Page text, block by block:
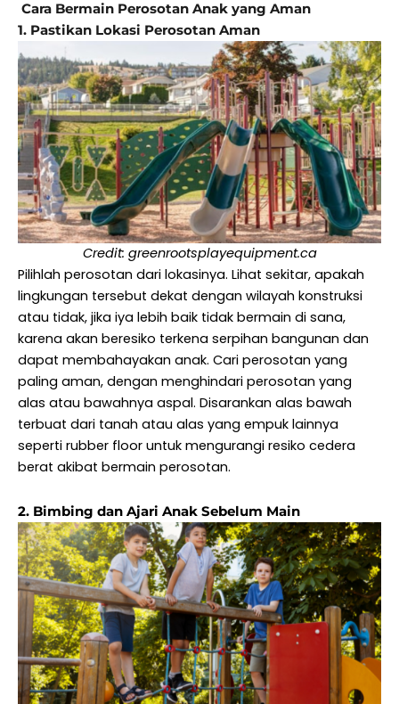
Cara Bermain Perosotan Anak yang Aman
1. Pastikan Lokasi Perosotan Aman
Credit: greenrootsplayequipment.ca
Pilihlah perosotan dari lokasinya. Lihat sekitar, apakah
lingkungan tersebut dekat dengan wilayah konstruksi
atau tidak, jika iya lebih baik tidak bermain di sana,
karena akan beresiko terkena serpihan bangunan dan
dapat membahayakan anak. Cari perosotan yang
paling aman, dengan menghindari perosotan yang
alas atau bawahnya aspal. Disarankan alas bawah
terbuat dari tanah atau alas yang empuk lainnya
seperti rubber floor untuk mengurangi resiko cedera
berat akibat bermain perosotan.
2. Bimbing dan Ajari Anak Sebelum Main